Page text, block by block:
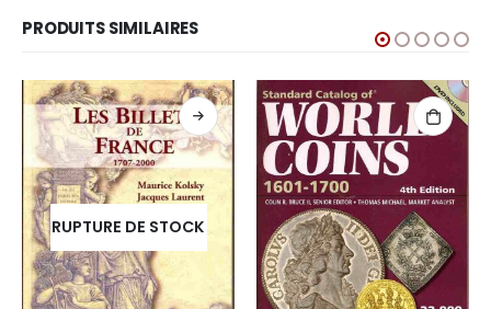
PRODUITS SIMILAIRES
RUPTURE DE STOCK